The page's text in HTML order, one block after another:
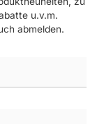
u.v.m.
abmelden.